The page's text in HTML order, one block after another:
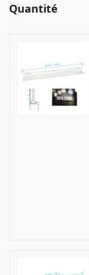
Quantité